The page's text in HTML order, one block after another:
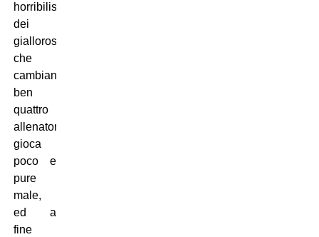
horribilis
dei
giallorossi,
che
cambiano
ben
quattro
allenatori.:
gioca
poco e
pure
male,
ed a
fine